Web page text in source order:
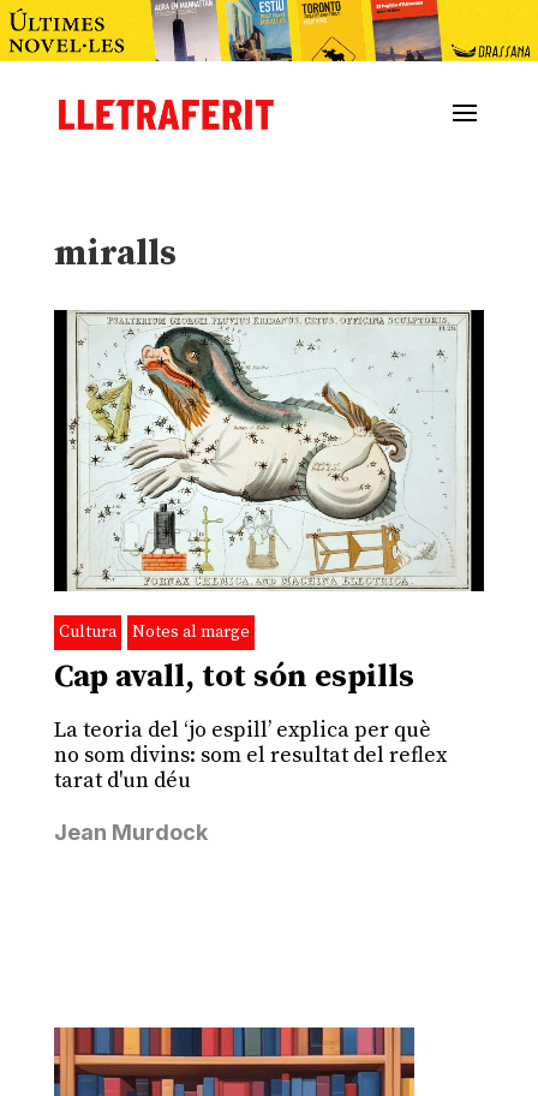
miralls
Cultura Notes al marge
Cap avall, tot són espills
La teoria del ‘jo espill’ explica per què
no som divins: som el resultat del reflex
tarat d'un déu
Jean Murdock